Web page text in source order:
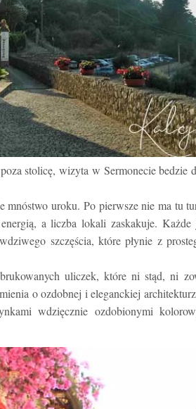
stolicę, wizyta w Sermonecie bedzie
mnóstwo uroku. Po pierwsze nie ma tu
a liczba lokali zaskakuje. Każde
szczęścia, które płynie z
uliczek, które ni stąd, ni
o ozdobnej i eleganckiej
wdzięcznie ozdobionymi